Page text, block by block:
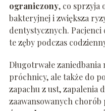
ograniczony, co sprzyja
bakteryjnej i zwiększa
dentystycznych. Pacjenci
te zęby podczas
Długotrwałe
próchnicy, ale także do
zapachu z ust, zapalenia
zaawansowanych chorób